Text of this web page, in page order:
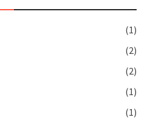
(1)
(2)
(2)
(1)
(1)